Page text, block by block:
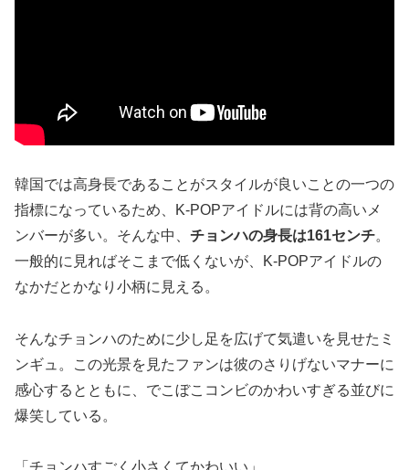
韓国では高身長であることがスタイルが良いことの一つの
指標になっているため、K-POPアイドルには背の高いメ
ンバーが多い。そんな中、 チョンハの身長は161センチ。
一般的に見ればそこまで低くないが、K-POPアイドルの
なかだとかなり小柄に見える。
そんなチョンハのために少し足を広げて気遣いを見せたミ
ンギュ。この光景を見たファンは彼のさりげないマナーに
感心するとともに、でこぼこコンビのかわいすぎる並びに
爆笑している。